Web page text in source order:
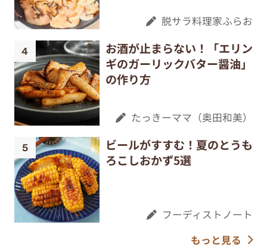
脱サラ料理家ふらお
お酒が止まらない！「エリン
ギのガーリックバター醤油」
の作り方
たっきーママ（奥田和美）
ビールがすすむ！夏のとうも
ろこしおかず5選
フーディストノート
もっと見る